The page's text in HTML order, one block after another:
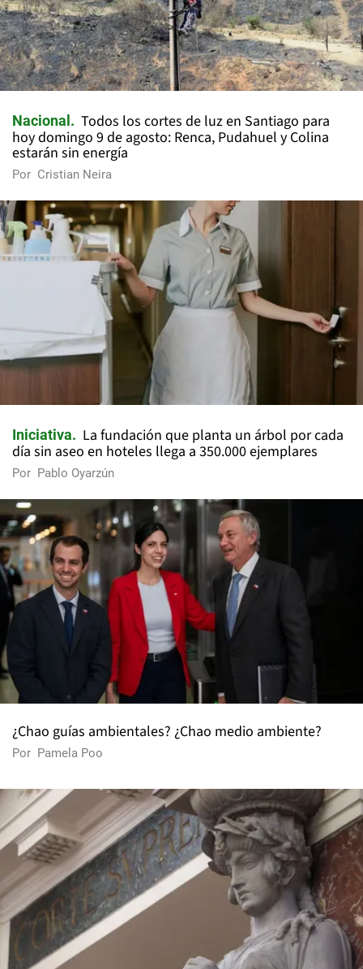
Nacional
Todos los cortes de luz en Santiago para
hoy domingo 9 de agosto: Renca, Pudahuel y Colina
estarán sin energía
Por Cristian Neira
Iniciativa
La fundación que planta un árbol por cada
día sin aseo en hoteles llega a 350.000 ejemplares
Por Pablo Oyarzún
¿Chao guías ambientales? ¿Chao medio ambiente?
Por Pamela Poo